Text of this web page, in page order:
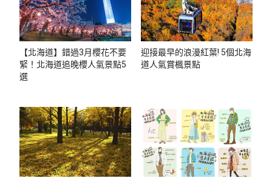
【北海道】錯過3月櫻花不要
緊！北海道追晚櫻人氣景點5
選
迎接最早的浪漫紅葉! 5個北海
道人氣賞楓景點